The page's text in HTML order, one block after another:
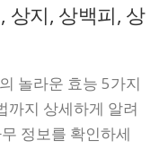
상지, 상백피, 상
놀라운 효능 5가지
까지 상세하게 알려
정보를 확인하세